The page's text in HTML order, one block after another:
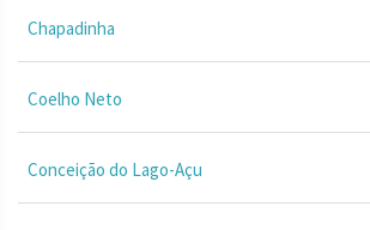
Chapadinha
Coelho Neto
Conceição do Lago-Açu